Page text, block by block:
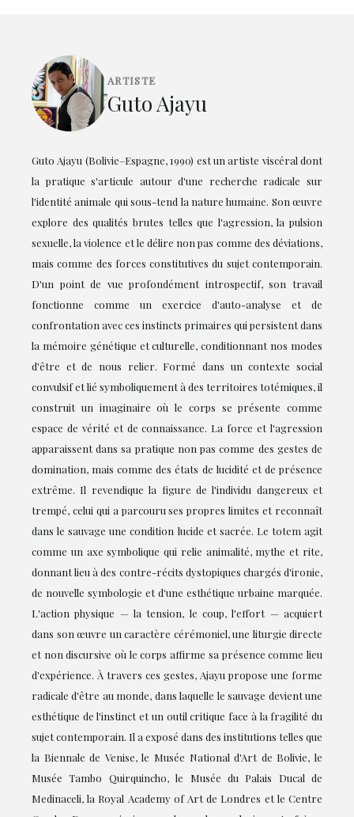
ARTISTE
Guto Ajayu
Guto Ajayu (Bolivie–Espagne, 1990) est un artiste viscéral dont
la pratique s'articule autour d'une recherche radicale sur
l'identité animale qui sous-tend la nature humaine. Son œuvre
explore des qualités brutes telles que l'agression, la pulsion
sexuelle, la violence et le délire non pas comme des déviations,
mais comme des forces constitutives du sujet contemporain.
D'un point de vue profondément introspectif, son travail
fonctionne comme un exercice d'auto-analyse et de
confrontation avec ces instincts primaires qui persistent dans
la mémoire génétique et culturelle, conditionnant nos modes
d'être et de nous relier. Formé dans un contexte social
convulsif et lié symboliquement à des territoires totémiques, il
construit un imaginaire où le corps se présente comme
espace de vérité et de connaissance. La force et l'agression
apparaissent dans sa pratique non pas comme des gestes de
domination, mais comme des états de lucidité et de présence
extrême. Il revendique la figure de l'individu dangereux et
trempé, celui qui a parcouru ses propres limites et reconnaît
dans le sauvage une condition lucide et sacrée. Le totem agit
comme un axe symbolique qui relie animalité, mythe et rite,
donnant lieu à des contre-récits dystopiques chargés d'ironie,
de nouvelle symbologie et d'une esthétique urbaine marquée.
L'action physique — la tension, le coup, l'effort — acquiert
dans son œuvre un caractère cérémoniel, une liturgie directe
et non discursive où le corps affirme sa présence comme lieu
d'expérience. À travers ces gestes, Ajayu propose une forme
radicale d'être au monde, dans laquelle le sauvage devient une
esthétique de l'instinct et un outil critique face à la fragilité du
sujet contemporain. Il a exposé dans des institutions telles que
la Biennale de Venise, le Musée National d'Art de Bolivie, le
Musée Tambo Quirquincho, le Musée du Palais Ducal de
Medinaceli, la Royal Academy of Art de Londres et le Centre